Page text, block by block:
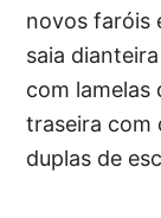
novos faróis
saia
com lamelas
traseira com
duplas de